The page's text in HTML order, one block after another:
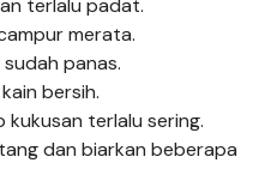
terlalu padat.
merata.
panas.
bersih.
terlalu sering.
dan biarkan beberapa